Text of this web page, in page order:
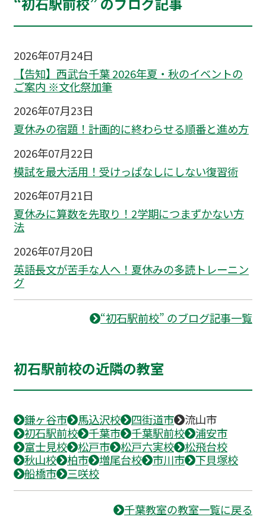
2026年07月24日
【告知】西武台千葉 2026年夏・秋のイベントの
ご案内 ※文化祭加筆
2026年07月23日
夏休みの宿題！計画的に終わらせる順番と進め方
2026年07月22日
模試を最大活用！受けっぱなしにしない復習術
2026年07月21日
夏休みに算数を先取り！2学期につまずかない方
法
2026年07月20日
英語長文が苦手な人へ！夏休みの多読トレーニン
グ
“初石駅前校” のブログ記事一覧
初石駅前校の近隣の教室
鎌ヶ谷市 馬込沢校 四街道市
流山市
初石駅前校
千葉市 千葉駅前校
浦安市
富士見校
松戸市 松戸六実校
松飛台校
秋山校
柏市 増尾台校 市川市
下貝塚校
船橋市
三咲校
千葉教室の教室一覧に戻る